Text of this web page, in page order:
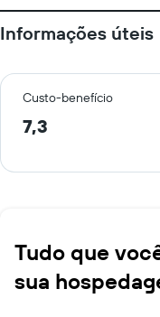
Informações úteis
Custo-benefício
7,3
Tudo que
sua